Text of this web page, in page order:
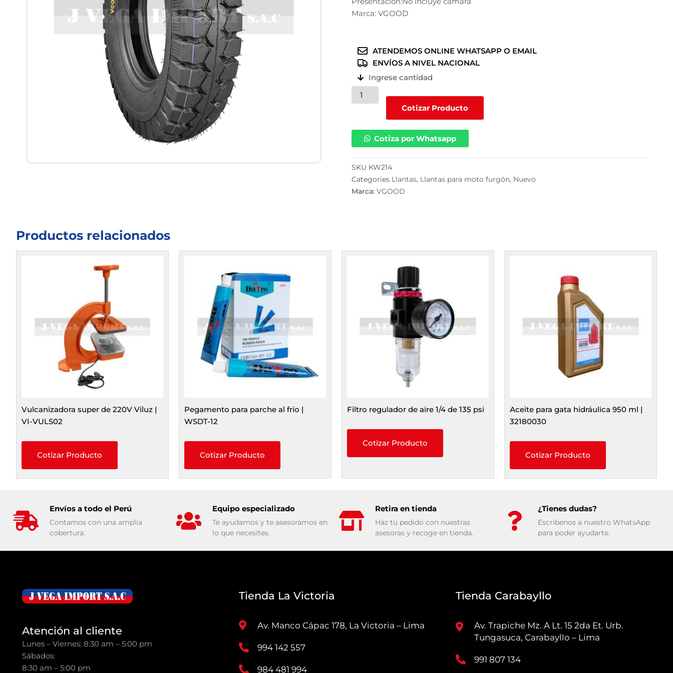
Marca: VGOOD
ATENDEMOS ONLINE WHATSAPP O EMAIL
ENVÍOS A NIVEL NACIONAL
Ingrese cantidad
Llanta
VGOOD
moto
furgón
12
/
8PR
Cotizar Producto
Cotiza por Whatsapp
SKU KW214
Categories Llantas, Llantas para moto furgón, Nuevo
Marca: VGOOD
Productos relacionados
Vulcanizadora super de 220V Viluz |
VI-VULS02
Cotizar Producto
Pegamento para parche al frío |
WSDT-12
Cotizar Producto
Filtro regulador de aire 1/4 de 135 psi
Cotizar Producto
Aceite para gata hidráulica 950 ml |
32180030
Cotizar Producto
Envíos a todo el Perú
Contamos con una amplia
cobertura.
Equipo especializado
Te ayudamos y te asesoramos en
lo que necesites.
Retira en tienda
Haz tu pedido con nuestras
asesoras y recoge en tienda.
¿Tienes dudas?
Escríbenos a nuestro WhatsApp
para poder ayudarte.
Atención al cliente
Lunes – Viernes: 8:30 am – 5:00 pm
Sábados:
8:30 am – 5:00 pm
Tienda La Victoria
Av. Manco Cápac 178, La Victoria – Lima
994 142 557
984 481 994
Tienda Carabayllo
Av. Trapiche Mz. A Lt. 15 2da Et. Urb.
Tungasuca, Carabayllo – Lima
991 807 134